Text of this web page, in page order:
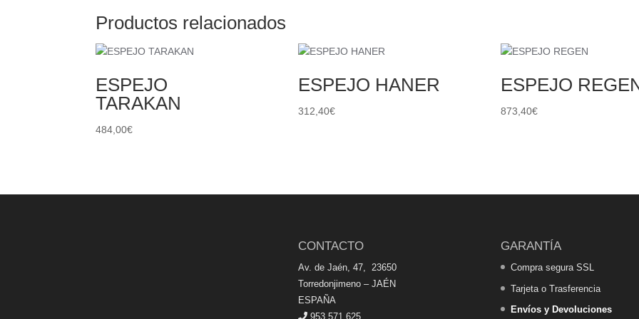
Productos relacionados
ESPEJO
TARAKAN
484,00€
ESPEJO HANER
312,40€
ESPEJO
873,40€
CONTACTO
Av. de Jaén, 47, 23650
Torredonjimeno – JAÉN
ESPAÑA
953 571 625
GARANTÍA
Compra segura SSL
Tarjeta o Trasferencia
Envíos y Devoluciones